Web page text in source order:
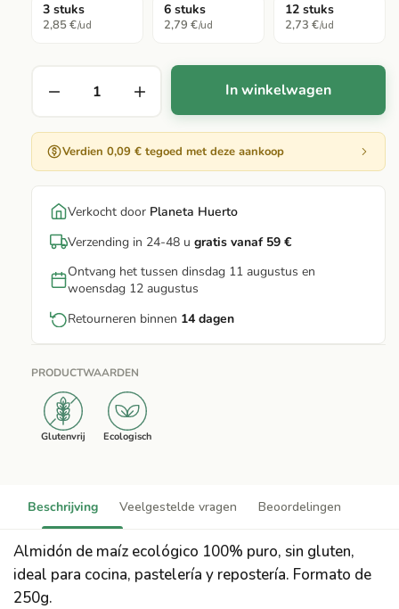
3 stuks
2,85 €/ud
6 stuks
2,79 €/ud
12 stuks
2,73 €/ud
In winkelwagen
Verdien 0,09 € tegoed met deze aankoop
Verkocht door Planeta Huerto
Verzending in 24-48 u gratis vanaf 59 €
Ontvang het tussen dinsdag 11 augustus en
woensdag 12 augustus
Retourneren binnen 14 dagen
PRODUCTWAARDEN
Glutenvrij Ecologisch
Beschrijving Veelgestelde vragen Beoordelingen
Almidón de maíz ecológico 100% puro, sin gluten,
ideal para cocina, pastelería y repostería. Formato de
250g.